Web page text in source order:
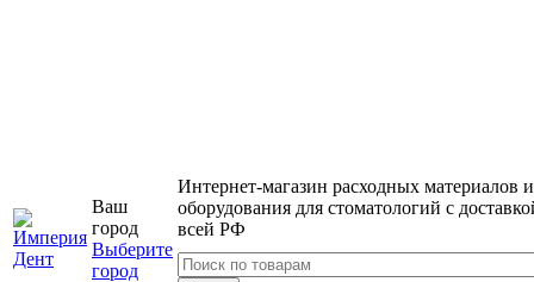
Ваш
город
Выберите
город
Интернет-магазин расходных материалов и
оборудования для стоматологий с
всей РФ